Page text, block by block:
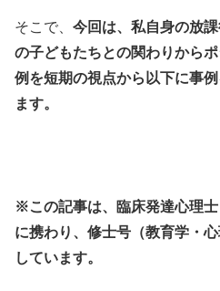
そこで、 今回は、私自身の放
の子どもたちとの関わりから
例を短期の視点から以下に事
ます。
※この記事は、臨床発達心理
に携わり、修士号（教育学・
しています。